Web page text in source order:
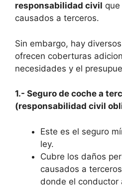
responsabilidad civil
causados a terceros.
Sin embargo, hay
ofrecen coberturas
necesidades y el
1.- Seguro de coche a
(responsabilidad civil
Este es el seguro
ley.
Cubre los daños
causados a
donde el conductor